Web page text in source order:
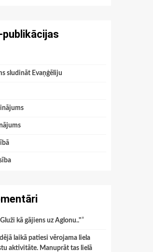
publikācijas
sludināt Evaņģēliju
kā gājiens uz Aglonu.."”
laikā patiesi vērojama liela
aktivitāte. Manuprāt tas lielā